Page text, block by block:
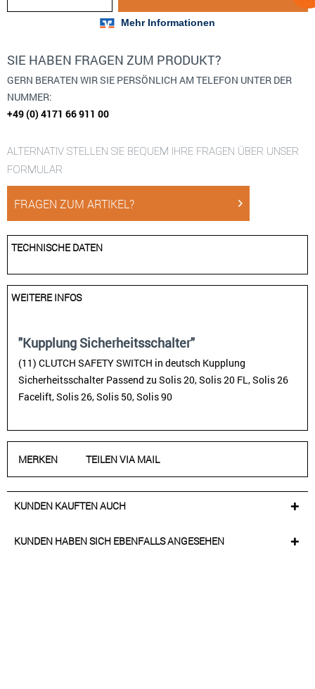
SIE HABEN FRAGEN ZUM PRODUKT?
GERN BERATEN WIR SIE PERSÖNLICH AM TELEFON UNTER DER
NUMMER:
+49 (0) 4171 66 911 00
ALTERNATIV STELLEN SIE BEQUEM IHRE FRAGEN ÜBER UNSER
FORMULAR
FRAGEN ZUM ARTIKEL?
TECHNISCHE DATEN
WEITERE INFOS
"Kupplung Sicherheitsschalter"
(11) CLUTCH SAFETY SWITCH in deutsch Kupplung
Sicherheitsschalter Passend zu Solis 20, Solis 20 FL, Solis 26
Facelift, Solis 26, Solis 50, Solis 90
MERKEN TEILEN VIA MAIL
KUNDEN KAUFTEN AUCH
KUNDEN HABEN SICH EBENFALLS ANGESEHEN